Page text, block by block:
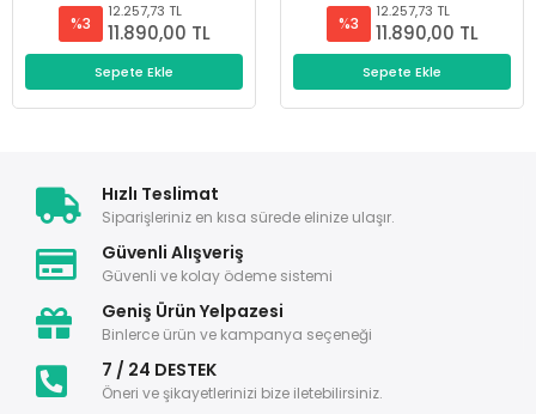
%3
12.257,73 TL
11.890,00 TL
Sepete Ekle
%3
12.257,73 TL
11.890,00 TL
Sepete Ekle
Hızlı Teslimat
Siparişleriniz en kısa sürede elinize ulaşır.
Güvenli Alışveriş
Güvenli ve kolay ödeme sistemi
Geniş Ürün Yelpazesi
Binlerce ürün ve kampanya seçeneği
7 / 24 DESTEK
Öneri ve şikayetlerinizi bize iletebilirsiniz.